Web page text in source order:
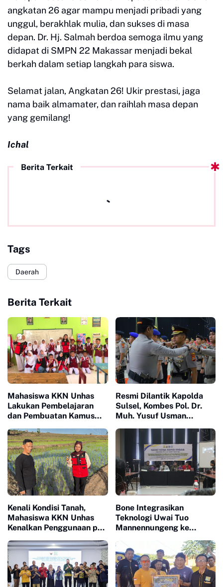
angkatan 26 agar mampu menjadi pribadi yang
unggul, berakhlak mulia, dan sukses di masa
depan. Dr. Hj. Salmah berdoa semoga ilmu yang
didapat di SMPN 22 Makassar menjadi bekal
berkah dalam setiap langkah para siswa.
Selamat jalan, Angkatan 26! Ukir prestasi, jaga
nama baik almamater, dan raihlah masa depan
yang gemilang!
Ichal
Berita Terkait
Tags
Daerah
Berita Terkait
Mahasiswa KKN Unhas
Lakukan Pembelajaran
dan Pembuatan Kamus
Inpres Lonrong
Resmi Dilantik Kapolda
Sulsel, Kombes Pol. Dr.
Muh. Yusuf Usman
Kenali Kondisi Tanah,
Mahasiswa KKN Unhas
Kenalkan Penggunaan pH
Petani di Desa Lonrong
Bone Integrasikan
Teknologi Uwai Tuo
Mannennungeng ke
Dukung Modernisasi
Irigasi